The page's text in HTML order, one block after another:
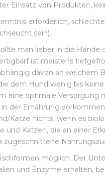
Einsatz von Produkten,
erforderlich,
sein).
man lieber in die
ist meistens
davon an welchem
dem Hund wenig bis
eine optimale Versorgung
der Ernährung
Katze nichts, wenn es
und Katzen, die an einer
zugeschnittene
möglich. Der
und Enzyme erhalten,